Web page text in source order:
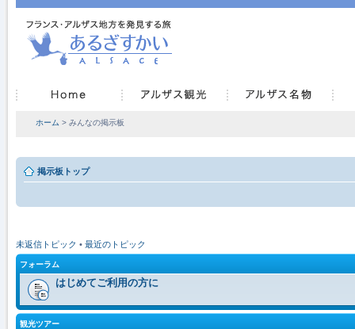
ホーム > みんなの掲示板
掲示板トップ
未返信トピック • 最近のトピック
フォーラム
はじめてご利用の方に
観光ツアー